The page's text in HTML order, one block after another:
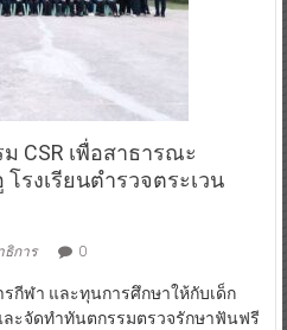
CSR เพื่อสาธารณะ
รงเรียนตำรวจตระเวน
ธิการ 0
กีฬา และทุนการศึกษาให้กับเด็ก
ละจัดทำทันตกรรมตรวจรักษาฟันฟรี